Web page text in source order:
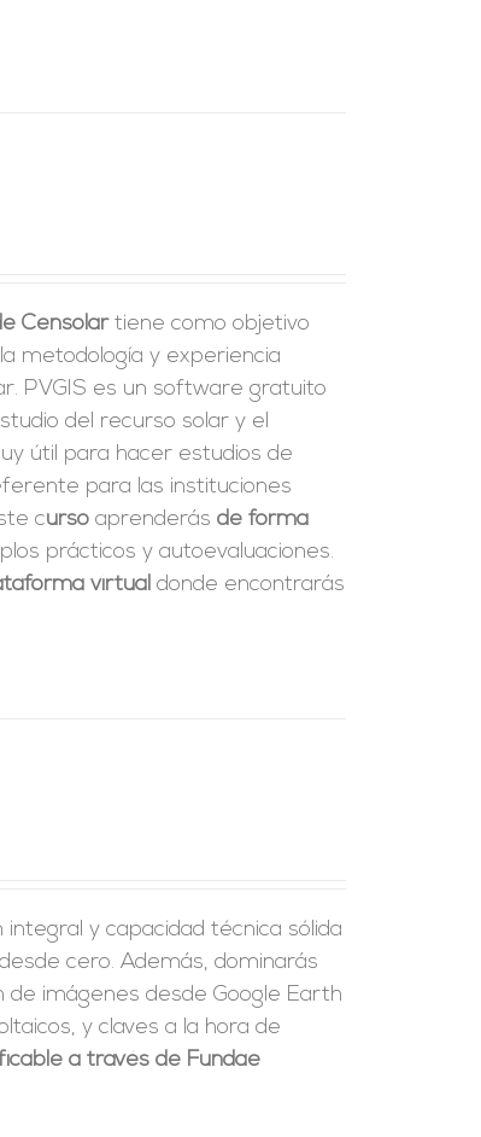
Censolartiene como objetivo
metodología y experiencia
PVGIS es un software gratuito
del recurso solar y el
útil para hacer estudios de
para las instituciones
curso aprenderásde forma
prácticos y autoevaluaciones.
virtual donde encontrarás
y capacidad técnica sólida
cero. Además, dominarás
de imágenes desde Google Earth
y claves a la hora de
a través de Fundae